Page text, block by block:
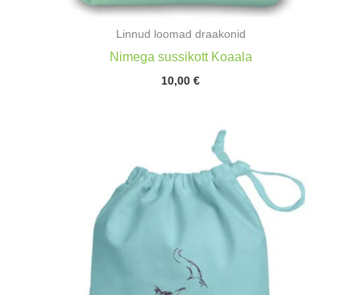
Linnud loomad draakonid
Nimega sussikott Koaala
10,00 €